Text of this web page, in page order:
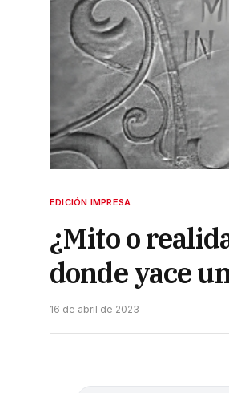
EDICIÓN IMPRESA
¿Mito o
donde yace
16 de abril de 2023